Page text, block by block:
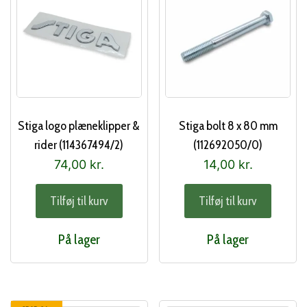
Stiga logo plæneklipper &
rider (114367494/2)
74,00 kr.
Tilføj til kurv
På lager
Stiga bolt 8 x 80 mm
(112692050/0)
14,00 kr.
Tilføj til kurv
På lager